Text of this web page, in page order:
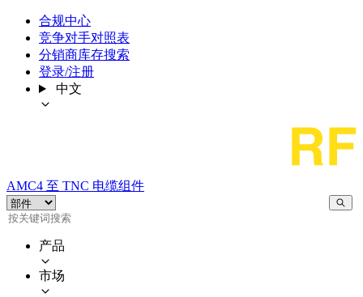
合规中心
竞争对手对照表
分销商库存搜索
登录/注册
中文
AMC4 至 TNC 电缆组件
产品
市场